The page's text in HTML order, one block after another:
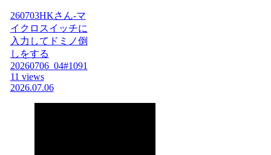
260703HKさん-マ
イクロスイッチに
入力してドミノ倒
しをする
20260706_04#1091
11 views
2026.07.06